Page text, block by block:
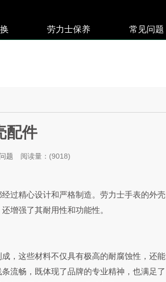
劳力士保养 常见问题
配件
题 阅读量：(9018)
过精心设计和严格制造。劳力士手表的外壳
增强了其耐用性和功能性。
，这些材料不仅具有极高的耐腐蚀性，还能
流畅，既体现了品牌的专业精神，也满足了